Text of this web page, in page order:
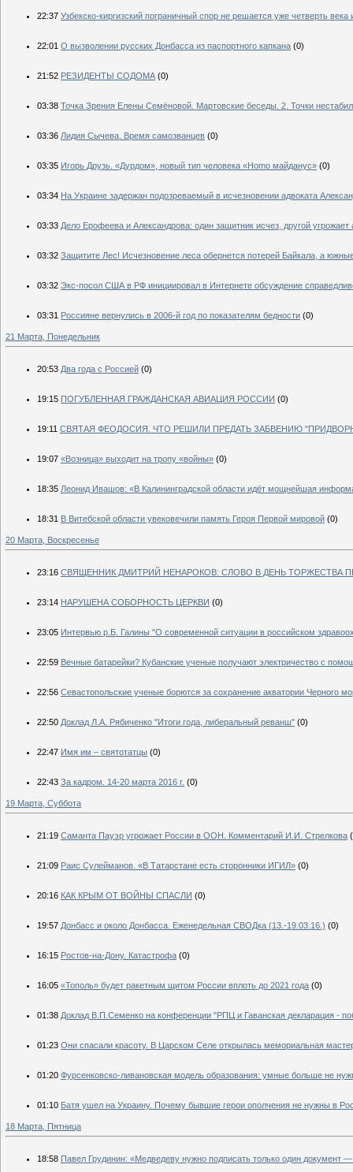
22:37 Узбекско-киргизский пограничный спор не решается уже четверть
22:01 О вызволении русских Донбасса из паспортного капкана (0)
21:52 РЕЗИДЕНТЫ СОДОМА (0)
03:38 Точка Зрения Елены Семёновой. Мартовские беседы. 2. Точки
03:36 Лидия Сычева. Время самозванцев (0)
03:35 Игорь Друзь. «Дурдом», новый тип человека «Homo майданус» (0)
03:34 На Украине задержан подозреваемый в исчезновении адвоката
03:33 Дело Ерофеева и Александрова: один защитник исчез, другой угрожает
03:32 Защитите Лес! Исчезновение леса обернется потерей Байкала, а
03:32 Экс-посол США в РФ инициировал в Интернете обсуждение
03:31 Россияне вернулись в 2006-й год по показателям бедности (0)
21 Марта, Понедельник
20:53 Два года с Россией (0)
19:15 ПОГУБЛЕННАЯ ГРАЖДАНСКАЯ АВИАЦИЯ РОССИИ (0)
19:11 СВЯТАЯ ФЕОДОСИЯ. ЧТО РЕШИЛИ ПРЕДАТЬ ЗАБВЕНИЮ
19:07 «Возница» выходит на тропу «войны» (0)
18:35 Леонид Ивашов: «В Калининградской области идёт мощнейшая
18:31 В Витебской области увековечили память Героя Первой мировой (0)
20 Марта, Воскресенье
23:16 СВЯЩЕННИК ДМИТРИЙ НЕНАРОКОВ: СЛОВО В ДЕНЬ ТОРЖЕСТВА
23:14 НАРУШЕНА СОБОРНОСТЬ ЦЕРКВИ (0)
23:05 Интервью р.Б. Галины "О современной ситуации в российском
22:59 Вечные батарейки? Кубанские ученые получают электричество с
22:56 Севастопольские ученые борются за сохранение акватории Черного
22:50 Доклад Л.А. Рябиченко "Итоги года, либеральный реванш" (0)
22:47 Имя им – святотатцы (0)
22:43 За кадром. 14-20 марта 2016 г. (0)
19 Марта, Суббота
21:19 Саманта Пауэр угрожает России в ООН. Комментарий И.И. Стрелкова
21:09 Раис Сулейманов. «В Татарстане есть сторонники ИГИЛ» (0)
20:16 КАК КРЫМ ОТ ВОЙНЫ СПАСЛИ (0)
19:57 Донбасс и около Донбасса. Еженедельная СВОДка (13.-19.03.16.) (0)
16:15 Ростов-на-Дону. Катастрофа (0)
16:05 «Тополь» будет ракетным щитом России вплоть до 2021 года (0)
01:38 Доклад В.П.Семенко на конференции "РПЦ и Гаванская декларация -
01:23 Они спасали красоту. В Царском Селе открылась мемориальная
01:20 Фурсенковско-ливановская модель образования: умные больше не
01:10 Батя ушел на Украину. Почему бывшие герои ополчения не нужны в
18 Марта, Пятница
18:58 Павел Грудинин: «Медведеву нужно подписать только один документ